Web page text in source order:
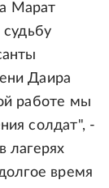
Марат
судьбу
Даира
работе мы
солдат", -
лагерях
время